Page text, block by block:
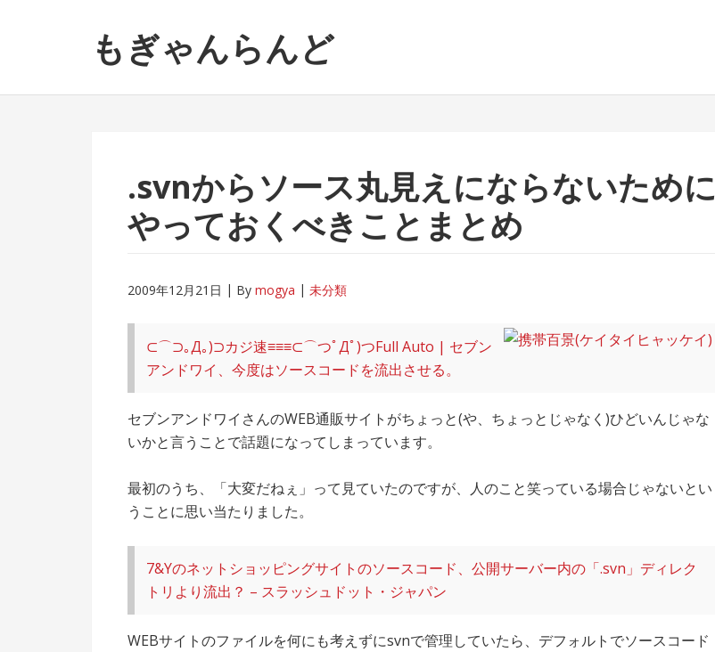
ビ
ゲ
ン
テ
もぎゃんらんど
.svnからソース丸見えにならないために
やっておくべきことまとめ
2009年12月21日 By mogya 未分類
⊂⌒⊃｡Д｡)⊃カジ速≡≡≡⊂⌒つﾟДﾟ)つFull Auto | セブン
アンドワイ、今度はソースコードを流出させる。
セブンアンドワイさんのWEB通販サイトがちょっと(や、ちょっとじゃなく)ひどいんじゃな
いかと言うことで話題になってしまっています。
最初のうち、「大変だねぇ」って見ていたのですが、人のこと笑っている場合じゃないとい
うことに思い当たりました。
7&Yのネットショッピングサイトのソースコード、公開サーバー内の「.svn」ディレク
トリより流出？ – スラッシュドット・ジャパン
WEBサイトのファイルを何にも考えずにsvnで管理していたら、デフォルトでソースコード